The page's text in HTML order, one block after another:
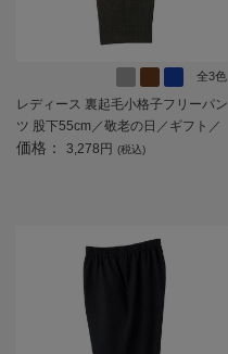
全3色
レディース 裏起毛小格子フリーパン
ツ 股下55cm／敬老の日／ギフト／
プレゼント 【CF】
価格： 3,278円 (税込)